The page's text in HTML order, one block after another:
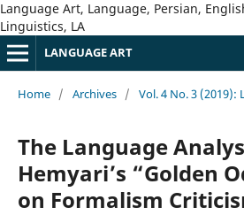
Language Art, Language, Persian,
Linguistics, LA
LANGUAGE ART
Home / Archives / Vol. 4 No. 3 (2019):
The Language
Hemyariʼs “Golden
on Formalism